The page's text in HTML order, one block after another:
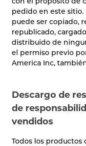
pedido en este
puede ser copiado,
republicado,
distribuido de
el permiso previo
America Inc,
Descargo de
de
vendidos
Todos los productos